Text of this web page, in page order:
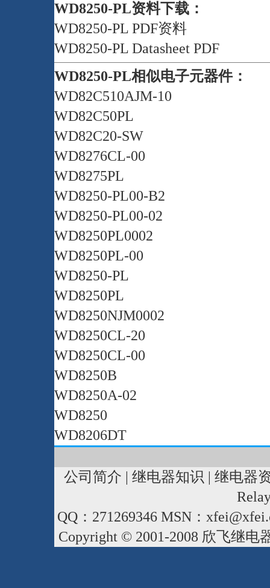
WD8250-PL资料下载：
WD8250-PL PDF资料
WD8250-PL Datasheet PDF
WD8250-PL相似电子元器件：
WD82C510AJM-10
WD82C50PL
WD82C20-SW
WD8276CL-00
WD8275PL
WD8250-PL00-B2
WD8250-PL00-02
WD8250PL0002
WD8250PL-00
WD8250-PL
WD8250PL
WD8250NJM0002
WD8250CL-20
WD8250CL-00
WD8250B
WD8250A-02
WD8250
WD8206DT
公司简介 | 继电器知识 | 继电器
QQ：271269346 MSN：
Copyright © 2001-2008 欣飞继电